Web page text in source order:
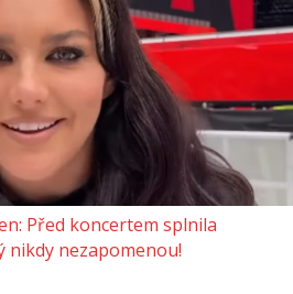
Před koncertem splnila
nikdy nezapomenou!